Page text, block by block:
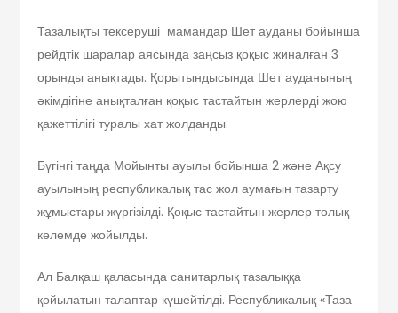
Тазалықты тексеруші мамандар Шет ауданы бойынша
рейдтік шаралар аясында заңсыз қоқыс жиналған 3
орынды анықтады. Қорытындысында Шет ауданының
әкімдігіне анықталған қоқыс тастайтын жерлерді жою
қажеттілігі туралы хат жолданды.
Бүгінгі таңда Мойынты ауылы бойынша 2 және Ақсу
ауылының республикалық тас жол аумағын тазарту
жұмыстары жүргізілді. Қоқыс тастайтын жерлер толық
көлемде жойылды.
Ал Балқаш қаласында санитарлық тазалыққа
қойылатын талаптар күшейтілді. Республикалық «Таза